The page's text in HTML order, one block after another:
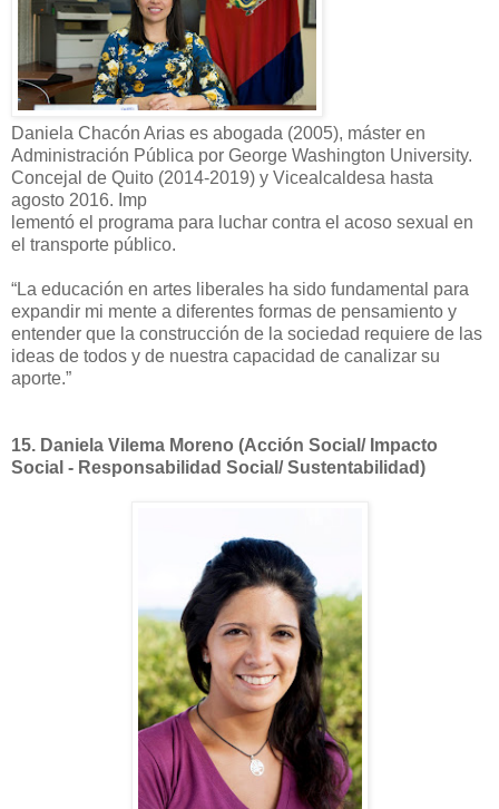
Daniela Chacón Arias es abogada (2005), máster en
Administración Pública por George Washington University.
Concejal de Quito (2014-2019) y Vicealcaldesa hasta
agosto 2016. Imp
lementó el programa para luchar contra el acoso sexual en
el transporte público.
“La educación en artes liberales ha sido fundamental para
expandir mi mente a diferentes formas de pensamiento y
entender que la construcción de la sociedad requiere de las
ideas de todos y de nuestra capacidad de canalizar su
aporte.”
15. Daniela Vilema Moreno (Acción Social/ Impacto
Social - Responsabilidad Social/ Sustentabilidad)